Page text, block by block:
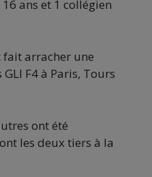
ans et 1 collégien
fait arracher une
F4 à Paris, Tours
ont été
les deux tiers à la